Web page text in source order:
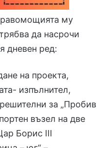
му
да насрочи
дневен ред:
на проекта,
изпълнител,
за „Пробив
възел на две
Борис III